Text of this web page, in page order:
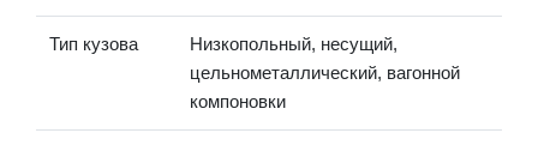
Тип кузова
Низкопольный, несущий,
цельнометаллический, вагонной
компоновки